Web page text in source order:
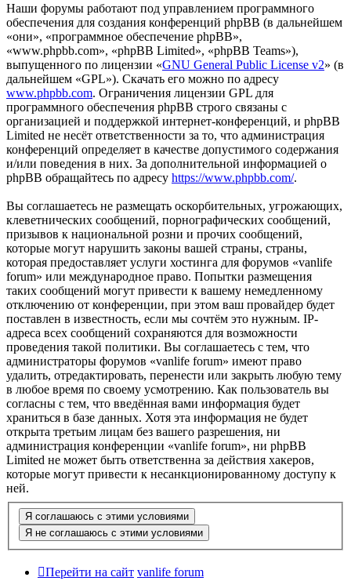
Наши форумы работают под управлением программного
обеспечения для создания конференций phpBB (в дальнейшем
«они», «программное обеспечение phpBB»,
«www.phpbb.com», «phpBB Limited», «phpBB Teams»),
выпущенного по лицензии «GNU General Public License v2» (в
дальнейшем «GPL»). Скачать его можно по адресу
www.phpbb.com. Ограничения лицензии GPL для
программного обеспечения phpBB строго связаны с
организацией и поддержкой интернет-конференций, и phpBB
Limited не несёт ответственности за то, что администрация
конференций определяет в качестве допустимого содержания
и/или поведения в них. За дополнительной информацией о
phpBB обращайтесь по адресу https://www.phpbb.com/.
Вы соглашаетесь не размещать оскорбительных, угрожающих,
клеветнических сообщений, порнографических сообщений,
призывов к национальной розни и прочих сообщений,
которые могут нарушить законы вашей страны, страны,
которая предоставляет услуги хостинга для форумов «vanlife
forum» или международное право. Попытки размещения
таких сообщений могут привести к вашему немедленному
отключению от конференции, при этом ваш провайдер будет
поставлен в известность, если мы сочтём это нужным. IP-
адреса всех сообщений сохраняются для возможности
проведения такой политики. Вы соглашаетесь с тем, что
администраторы форумов «vanlife forum» имеют право
удалить, отредактировать, перенести или закрыть любую тему
в любое время по своему усмотрению. Как пользователь вы
согласны с тем, что введённая вами информация будет
храниться в базе данных. Хотя эта информация не будет
открыта третьим лицам без вашего разрешения, ни
администрация конференции «vanlife forum», ни phpBB
Limited не может быть ответственна за действия хакеров,
которые могут привести к несанкционированному доступу к
ней.
Перейти на сайт vanlife forum